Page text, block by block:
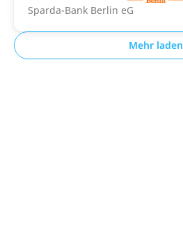
Sparda-Bank Berlin eG
Mehr laden